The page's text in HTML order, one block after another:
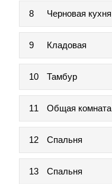
8 Черновая кухня
9 Кладовая
10 Тамбур
11 Общая комната
12 Спальня
13 Спальня